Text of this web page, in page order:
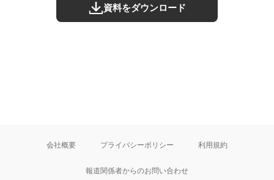
資料をダウンロード
会社概要 プライバシーポリシー 利用規約
報道関係者からのお問い合わせ